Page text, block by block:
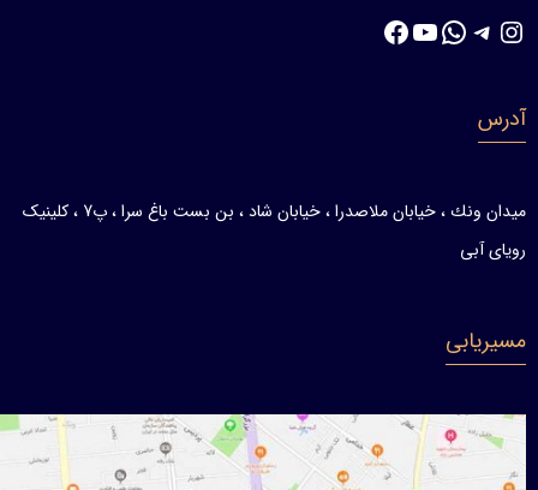
اینستاگرم
تلگرام
واتس‌اپ
یوتیوبفیس‌بوک
آدرس
ميدان ونك ، خيابان ملاصدرا ، خيابان شاد ، بن بست باغ سرا ، پ7 ، کلینیک
رویای آبی
مسیریابی